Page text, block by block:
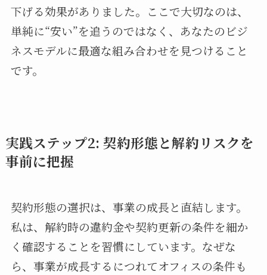
下げる効果がありました。ここで大切なのは、
単純に“安い”を追うのではなく、あなたのビジ
ネスモデルに最適な組み合わせを見つけること
です。
実践ステップ2: 契約形態と解約リスクを
事前に把握
契約形態の選択は、事業の成長と直結します。
私は、解約時の違約金や契約更新の条件を細か
く確認することを習慣にしています。なぜな
ら、事業が成長するにつれてオフィスの条件も